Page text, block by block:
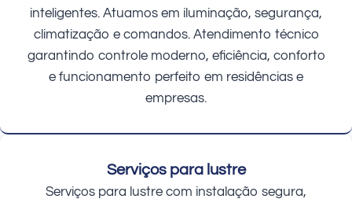
inteligentes. Atuamos em iluminação, segurança,
climatização e comandos. Atendimento técnico
garantindo controle moderno, eficiência, conforto
e funcionamento perfeito em residências e
empresas.
Serviços para lustre
Serviços para lustre com instalação segura,